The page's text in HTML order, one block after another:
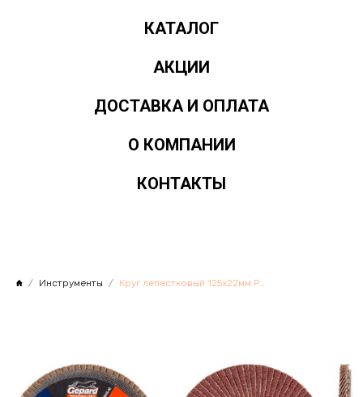
КАТАЛОГ
АКЦИИ
ДОСТАВКА И ОПЛАТА
О КОМПАНИИ
КОНТАКТЫ
Инструменты